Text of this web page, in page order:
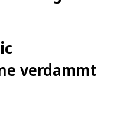
verdammt